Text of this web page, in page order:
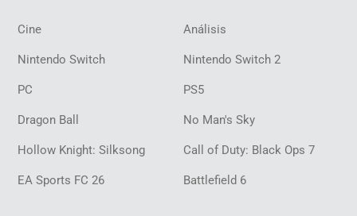
Cine Análisis
Nintendo Switch Nintendo Switch 2
PC PS5
Dragon Ball No Man's Sky
Hollow Knight: Silksong Call of Duty: Black Ops 7
EA Sports FC 26 Battlefield 6